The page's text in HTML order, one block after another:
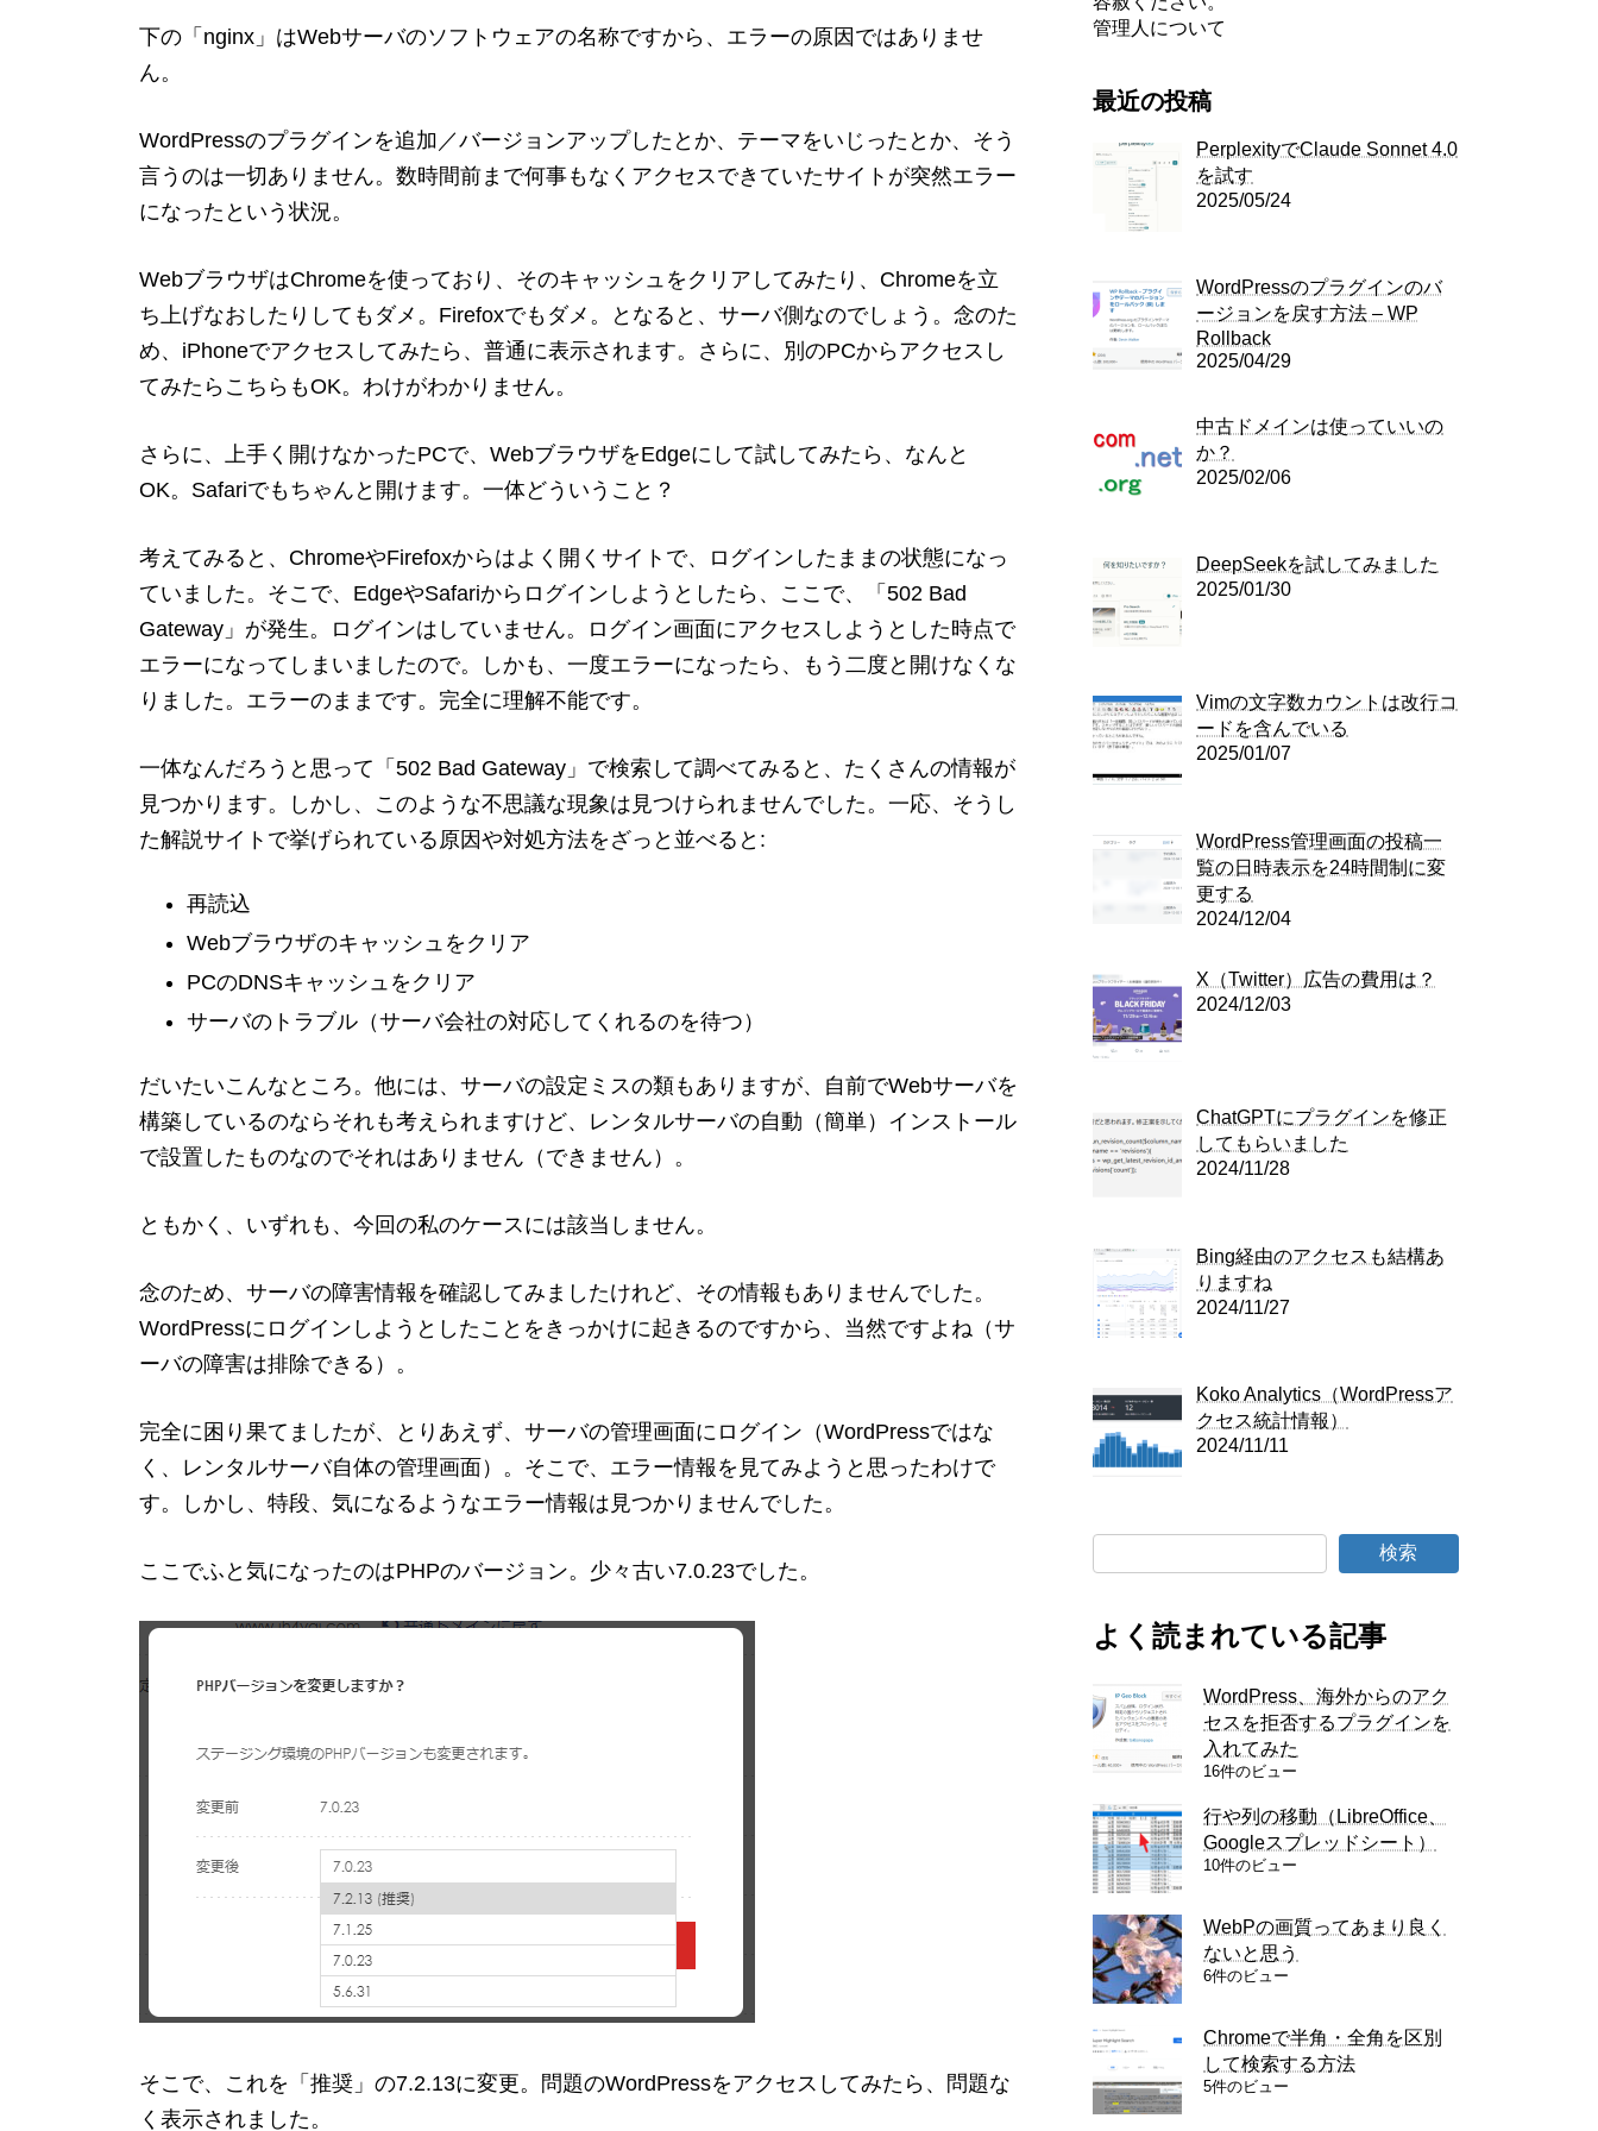
下の「nginx」はWebサーバのソフトウェアの名称ですから、エラーの原因ではありませ
ん。
WordPressのプラグインを追加／バージョンアップしたとか、テーマをいじったとか、そう
言うのは一切ありません。数時間前まで何事もなくアクセスできていたサイトが突然エラー
になったという状況。
WebブラウザはChromeを使っており、そのキャッシュをクリアしてみたり、Chromeを立
ち上げなおしたりしてもダメ。Firefoxでもダメ。となると、サーバ側なのでしょう。念のた
め、iPhoneでアクセスしてみたら、普通に表示されます。さらに、別のPCからアクセスし
てみたらこちらもOK。わけがわかりません。
さらに、上手く開けなかったPCで、WebブラウザをEdgeにして試してみたら、なんと
OK。Safariでもちゃんと開けます。一体どういうこと？
考えてみると、ChromeやFirefoxからはよく開くサイトで、ログインしたままの状態になっ
ていました。そこで、EdgeやSafariからログインしようとしたら、ここで、「502 Bad
Gateway」が発生。ログインはしていません。ログイン画面にアクセスしようとした時点で
エラーになってしまいましたので。しかも、一度エラーになったら、もう二度と開けなくな
りました。エラーのままです。完全に理解不能です。
一体なんだろうと思って「502 Bad Gateway」で検索して調べてみると、たくさんの情報が
見つかります。しかし、このような不思議な現象は見つけられませんでした。一応、そうし
た解説サイトで挙げられている原因や対処方法をざっと並べると:
再読込
Webブラウザのキャッシュをクリア
PCのDNSキャッシュをクリア
サーバのトラブル（サーバ会社の対応してくれるのを待つ）
だいたいこんなところ。他には、サーバの設定ミスの類もありますが、自前でWebサーバを
構築しているのならそれも考えられますけど、レンタルサーバの自動（簡単）インストール
で設置したものなのでそれはありません（できません）。
ともかく、いずれも、今回の私のケースには該当しません。
念のため、サーバの障害情報を確認してみましたけれど、その情報もありませんでした。
WordPressにログインしようとしたことをきっかけに起きるのですから、当然ですよね（サ
ーバの障害は排除できる）。
完全に困り果てましたが、とりあえず、サーバの管理画面にログイン（WordPressではな
く、レンタルサーバ自体の管理画面）。そこで、エラー情報を見てみようと思ったわけで
す。しかし、特段、気になるようなエラー情報は見つかりませんでした。
ここでふと気になったのはPHPのバージョン。少々古い7.0.23でした。
そこで、これを「推奨」の7.2.13に変更。問題のWordPressをアクセスしてみたら、問題な
く表示されました。
管理人について
最近の投稿
PerplexityでClaude Sonnet 4.0
を試す
2025/05/24
WordPressのプラグインのバ
ージョンを戻す方法 – WP
Rollback
2025/04/29
中古ドメインは使っていいの
か？
2025/02/06
DeepSeekを試してみました
2025/01/30
Vimの文字数カウントは改行コ
ードを含んでいる
2025/01/07
WordPress管理画面の投稿一
覧の日時表示を24時間制に変
更する
2024/12/04
X（Twitter）広告の費用は？
2024/12/03
ChatGPTにプラグインを修正
してもらいました
2024/11/28
Bing経由のアクセスも結構あ
りますね
2024/11/27
Koko Analytics（WordPressア
クセス統計情報）
2024/11/11
検索
よく読まれている記事
WordPress、海外からのアク
セスを拒否するプラグインを
入れてみた
16件のビュー
行や列の移動（LibreOffice、
Googleスプレッドシート）
10件のビュー
WebPの画質ってあまり良く
ないと思う
6件のビュー
Chromeで半角・全角を区別
して検索する方法
5件のビュー